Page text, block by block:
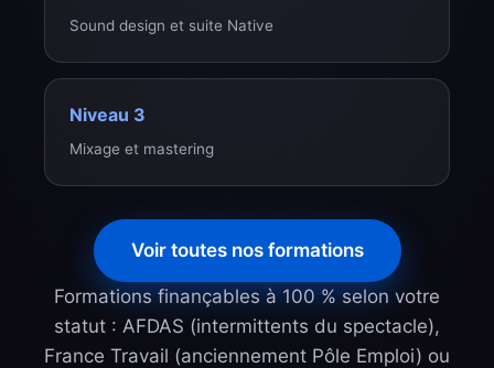
Sound design et suite Native
Niveau 3
Mixage et mastering
Voir toutes nos formations
Formations finançables à 100 % selon votre
statut : AFDAS (intermittents du spectacle),
France Travail (anciennement Pôle Emploi) ou